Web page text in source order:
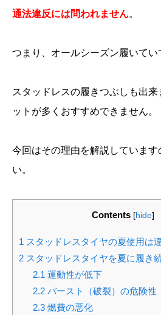
通法違反には問われません。
つまり、オールシーズン履いてい
スタッドレスの履きつぶしも出来
ットが多くおすすめできません。
今回はその理由を解説しています
い。
Contents [hide]
1 スタッドレスタイヤの夏使用は
2 スタッドレスタイヤを夏に履き
2.1 運動性が低下
2.2バースト（破裂）の危険性
2.3燃費の悪化